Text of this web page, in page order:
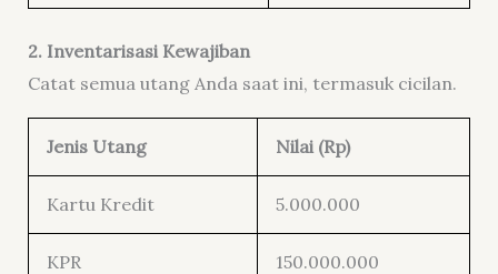
2. Inventarisasi Kewajiban
Catat semua utang Anda saat ini, termasuk cicilan.
Jenis Utang Nilai (Rp)
Kartu Kredit 5.000.000
KPR 150.000.000